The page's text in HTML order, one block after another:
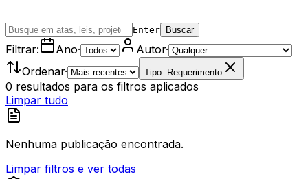
Enter Buscar
Filtrar: Ano· Autor·
Ordenar· Tipo: Requerimento
0 resultados para os filtros aplicados
Limpar tudo
Nenhuma publicação encontrada.
Limpar filtros e ver todas